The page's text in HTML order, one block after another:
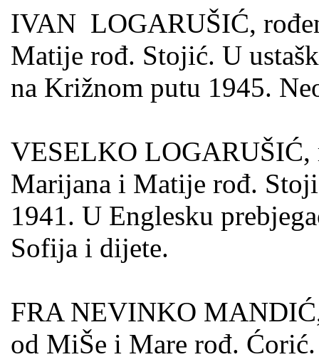
IVAN LOGARUŠIĆ,
Matije rođ. Stojić. U
na Križnom putu 1945.
VESELKO
Marijana i Matije rođ.
1941. U Englesku
Sofija i dijete.
FRA NEVINKO
od MiŠe i Mare rođ.